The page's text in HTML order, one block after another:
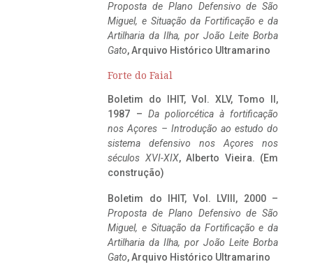
Proposta de Plano Defensivo de São
Miguel, e Situação da Fortificação e da
Artilharia da Ilha, por João Leite Borba
Gato, Arquivo Histórico Ultramarino
Forte do Faial
Boletim do IHIT, Vol. XLV, Tomo II,
1987 – Da poliorcética à fortificação
nos Açores – Introdução ao estudo do
sistema defensivo nos Açores nos
séculos XVI-XIX, Alberto Vieira. (Em
construção)
Boletim do IHIT, Vol. LVIII, 2000 –
Proposta de Plano Defensivo de São
Miguel, e Situação da Fortificação e da
Artilharia da Ilha, por João Leite Borba
Gato, Arquivo Histórico Ultramarino